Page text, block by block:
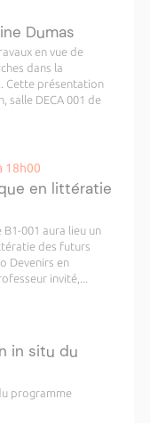
Dumas
en vue de
dans la
Cette présentation
salle DECA 001 de
18h00
en littératie
001 aura lieu un
des futurs
Devenirs en
invité,...
in situ du
programme